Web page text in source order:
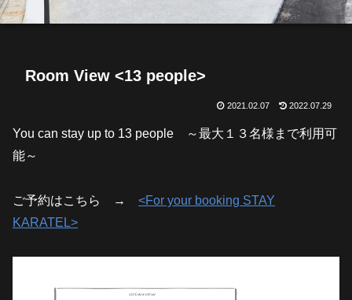
Room View <13 people>
2021.02.07 2022.07.29
You can stay up to 13 people ～最大１３名様まで利用可
能～
ご予約はこちら → <For your booking STAY
KARATEL>